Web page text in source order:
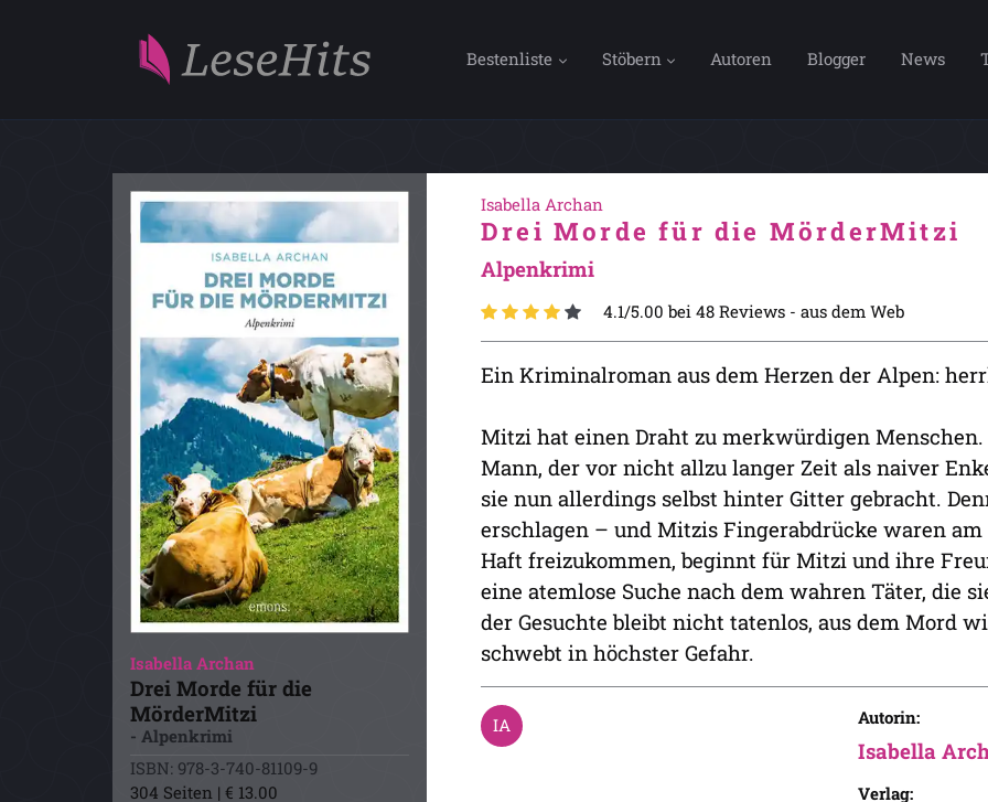
Bestenliste Stöbern Autoren Blogger News
Isabella Archan
Drei Morde für die
MörderMitzi
- Alpenkrimi
ISBN: 978-3-740-81109-9
304 Seiten | € 13.00
Isabella Archan
Drei Morde für die MörderMitzi
Alpenkrimi
4.1/5.00 bei 48 Reviews - aus dem Web
Ein Kriminalroman aus dem Herzen der Alpen:
Mitzi hat einen Draht zu merkwürdigen Menschen.
Mann, der vor nicht allzu langer Zeit als naiver
sie nun allerdings selbst hinter Gitter gebracht.
erschlagen – und Mitzis Fingerabdrücke waren
Haft freizukommen, beginnt für Mitzi und ihre
eine atemlose Suche nach dem wahren Täter, die
der Gesuchte bleibt nicht tatenlos, aus dem Mord
schwebt in höchster Gefahr.
Autorin:
Isabella
Verlag: